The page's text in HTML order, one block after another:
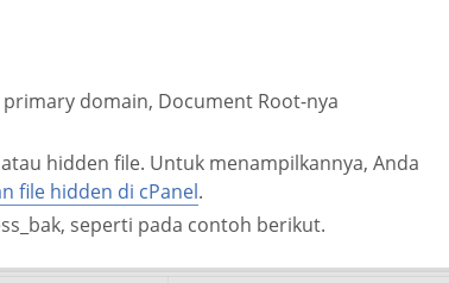
domain, Document Root-nya
hidden file. Untuk menampilkannya, Anda
file hidden di cPanel.
seperti pada contoh berikut.